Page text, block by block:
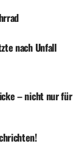
nach Unfall
– nicht nur für